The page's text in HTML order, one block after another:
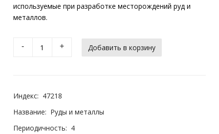
используемые при разработке месторождений руд и
металлов.
- +
Индекс: 47218
Название: Руды и металлы
Периодичность: 4